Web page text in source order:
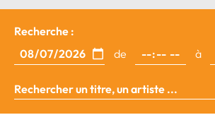
Recherche :
de
à